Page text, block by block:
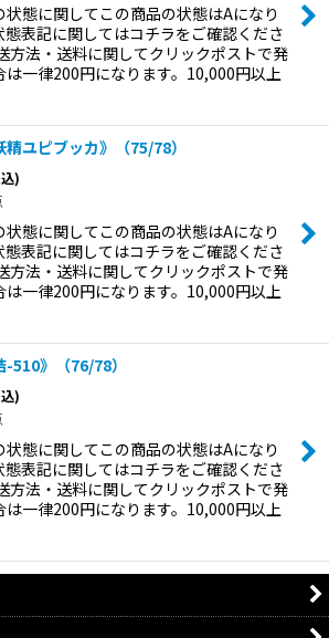
状態に関してこの商品の状態はAになり
態表記に関してはコチラをご確認くださ
方法・送料に関してクリックポストで発
は一律200円になります。10,000円以上
精ユピブッカ》（75/78）
)
状態に関してこの商品の状態はAになり
態表記に関してはコチラをご確認くださ
方法・送料に関してクリックポストで発
は一律200円になります。10,000円以上
-510》（76/78）
)
状態に関してこの商品の状態はAになり
態表記に関してはコチラをご確認くださ
方法・送料に関してクリックポストで発
は一律200円になります。10,000円以上